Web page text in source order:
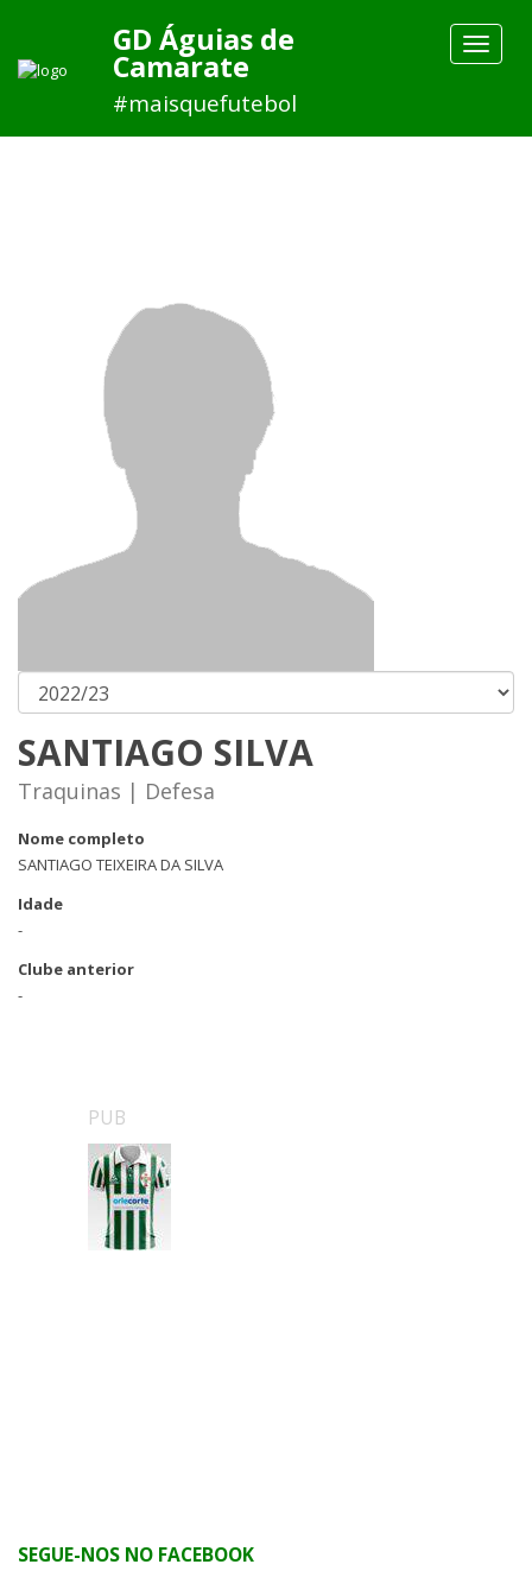
Toggle
GD Águias de
Camarate
#maisquefutebol
SANTIAGO SILVA
Traquinas | Defesa
Nome completo
SANTIAGO TEIXEIRA DA SILVA
Idade
-
Clube anterior
-
PUB
SEGUE-NOS NO FACEBOOK